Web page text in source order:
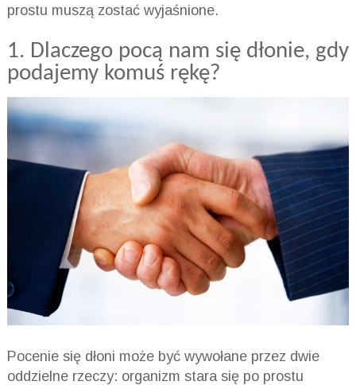
prostu muszą zostać wyjaśnione.
1. Dlaczego pocą nam się dłonie, gdy
podajemy komuś rękę?
Pocenie się dłoni może być wywołane przez dwie
oddzielne rzeczy: organizm stara się po prostu